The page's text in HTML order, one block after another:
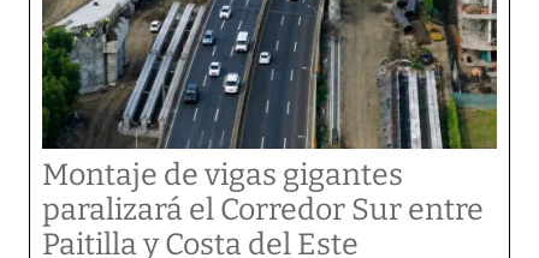
Montaje de vigas gigantes
paralizará el Corredor Sur entre
Paitilla y Costa del Este